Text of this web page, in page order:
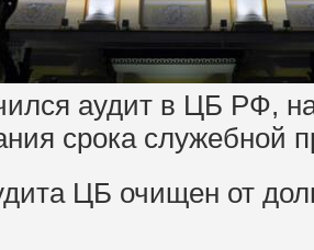
аудит в ЦБ РФ,
срока служебной
ЦБ очищен от